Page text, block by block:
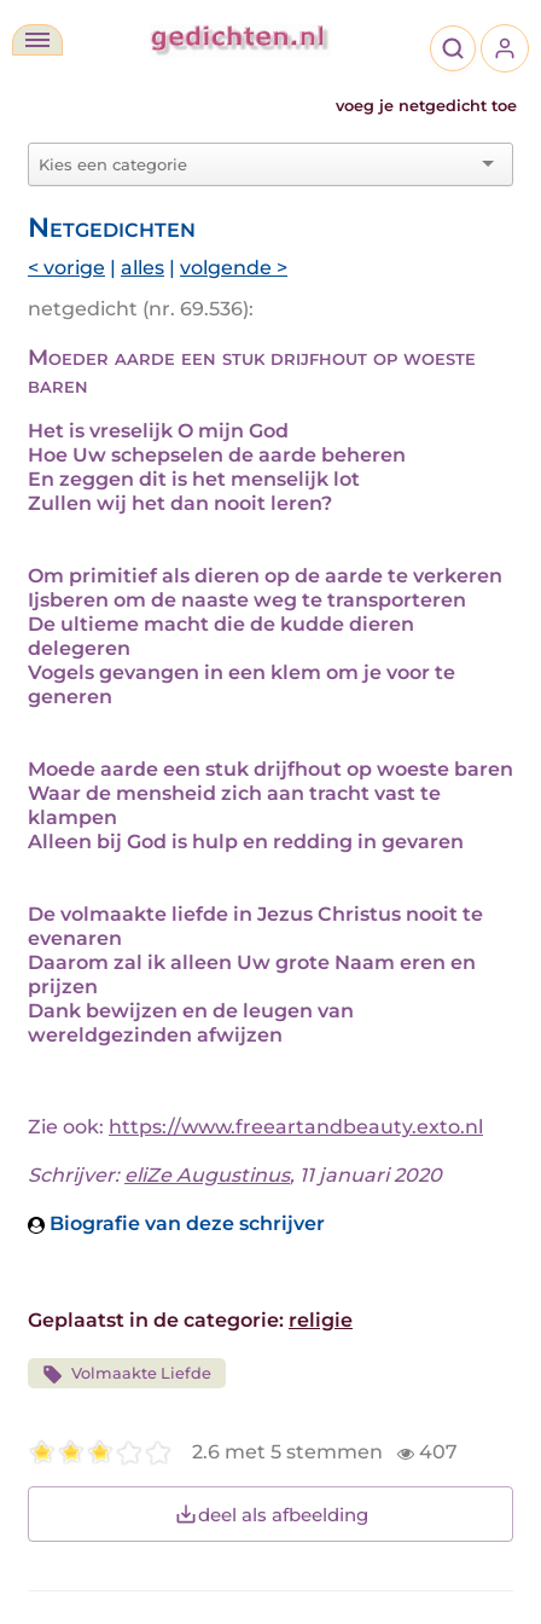
voeg je netgedicht toe
Netgedichten
< vorige | alles | volgende >
netgedicht (nr. 69.536):
Moeder aarde een stuk drijfhout op woeste
baren
Het is vreselijk O mijn God
Hoe Uw schepselen de aarde beheren
En zeggen dit is het menselijk lot
Zullen wij het dan nooit leren?
Om primitief als dieren op de aarde te verkeren
Ijsberen om de naaste weg te transporteren
De ultieme macht die de kudde dieren
delegeren
Vogels gevangen in een klem om je voor te
generen
Moede aarde een stuk drijfhout op woeste baren
Waar de mensheid zich aan tracht vast te
klampen
Alleen bij God is hulp en redding in gevaren
De volmaakte liefde in Jezus Christus nooit te
evenaren
Daarom zal ik alleen Uw grote Naam eren en
prijzen
Dank bewijzen en de leugen van
wereldgezinden afwijzen
Zie ook: https://www.freeartandbeauty.exto.nl
Schrijver: eliZe Augustinus, 11 januari 2020
Biografie van deze schrijver
Geplaatst in de categorie: religie
Volmaakte Liefde
2.6 met 5 stemmen 407
deel als afbeelding